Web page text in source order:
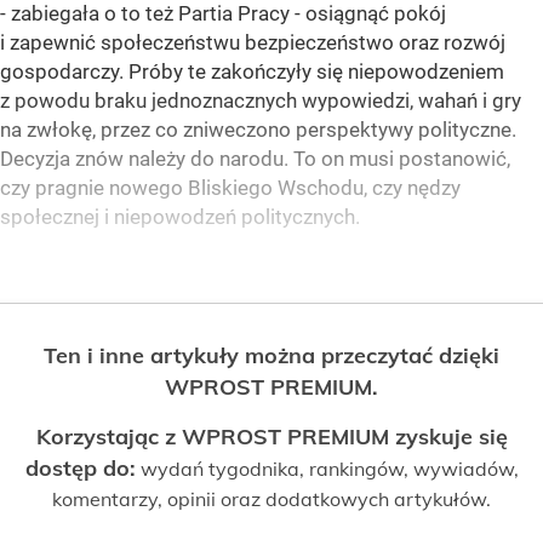
- zabiegała o to też Partia Pracy - osiągnąć pokój
i zapewnić społeczeństwu bezpieczeństwo oraz rozwój
gospodarczy. Próby te zakończyły się niepowodzeniem
z powodu braku jednoznacznych wypowiedzi, wahań i gry
na zwłokę, przez co zniweczono perspektywy polityczne.
Decyzja znów należy do narodu. To on musi postanowić,
czy pragnie nowego Bliskiego Wschodu, czy nędzy
społecznej i niepowodzeń politycznych.
Ten i inne artykuły można przeczytać dzięki
WPROST PREMIUM.
Korzystając z WPROST PREMIUM zyskuje się
dostęp do: wydań tygodnika, rankingów, wywiadów,
komentarzy, opinii oraz dodatkowych artykułów.